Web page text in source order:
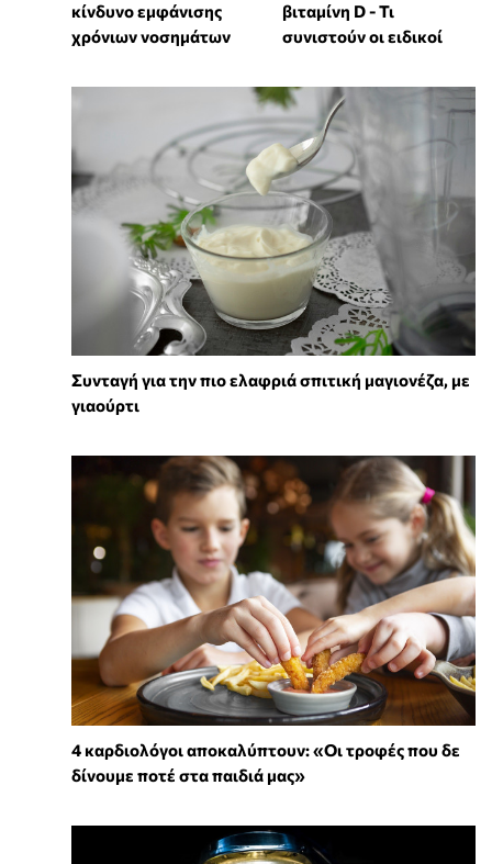
κίνδυνο εμφάνισης
χρόνιων νοσημάτων
βιταμίνη D - Τι
συνιστούν οι ειδικοί
Συνταγή για την πιο ελαφριά σπιτική μαγιονέζα, με
γιαούρτι
4 καρδιολόγοι αποκαλύπτουν: «Οι τροφές που δε
δίνουμε ποτέ στα παιδιά μας»